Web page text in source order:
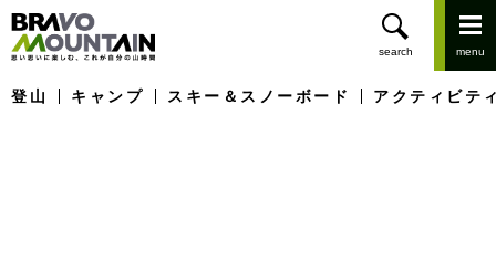
登山 キャンプ スキー＆スノーボード アクティビテ